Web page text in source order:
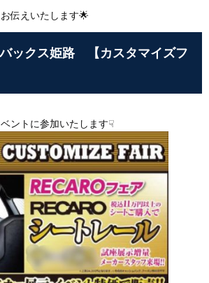
伝えいたします🌟
ックス姫路 【カスタマイズフ
ントに参加いたします☟